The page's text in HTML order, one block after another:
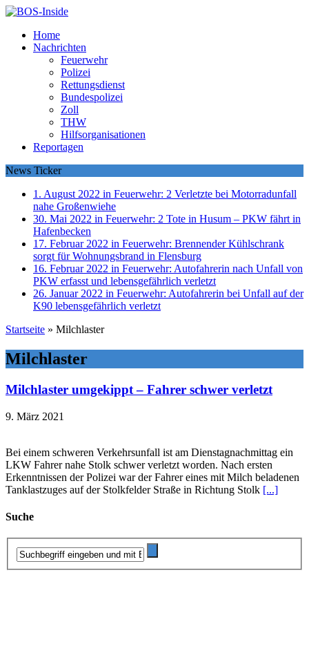
Home
Nachrichten
Feuerwehr
Polizei
Rettungsdienst
Bundespolizei
Zoll
THW
Hilfsorganisationen
Reportagen
News Ticker
1. August 2022 in Feuerwehr: 2 Verletzte bei Motorradunfall
nahe Großenwiehe
30. Mai 2022 in Feuerwehr: 2 Tote in Husum – PKW fährt in
Hafenbecken
17. Februar 2022 in Feuerwehr: Brennender Kühlschrank
sorgt für Wohnungsbrand in Flensburg
16. Februar 2022 in Feuerwehr: Autofahrerin nach Unfall von
PKW erfasst und lebensgefährlich verletzt
26. Januar 2022 in Feuerwehr: Autofahrerin bei Unfall auf der
K90 lebensgefährlich verletzt
Startseite » Milchlaster
Milchlaster
Milchlaster umgekippt – Fahrer schwer verletzt
9. März 2021
Bei einem schweren Verkehrsunfall ist am Dienstagnachmittag ein
LKW Fahrer nahe Stolk schwer verletzt worden. Nach ersten
Erkenntnissen der Polizei war der Fahrer eines mit Milch beladenen
Tanklastzuges auf der Stolkfelder Straße in Richtung Stolk [...]
Suche